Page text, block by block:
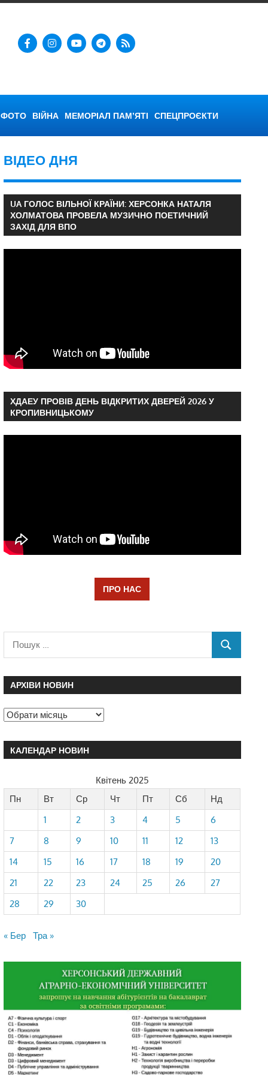
ФОТО ВІЙНА МЕМОРІАЛ ПАМ’ЯТІ СПЕЦПРОЄКТИ
ВІДЕО ДНЯ
UA ГОЛОС ВІЛЬНОЇ КРАЇНИ: ХЕРСОНКА НАТАЛЯ
ХОЛМАТОВА ПРОВЕЛА МУЗИЧНО ПОЕТИЧНИЙ
ЗАХІД ДЛЯ ВПО
ХДАЕУ ПРОВІВ ДЕНЬ ВІДКРИТИХ ДВЕРЕЙ 2026 У
КРОПИВНИЦЬКОМУ
ПРО НАС
АРХІВИ НОВИН
КАЛЕНДАР НОВИН
Квітень 2025
Пн
Вт Ср Чт Пт Сб
Нд
1
2 3 4 5
6
7
8 9 10 11 12
13
14
15 16 17 18 19
20
21
22 23 24 25 26
27
28
29 30
« Бер Тра »